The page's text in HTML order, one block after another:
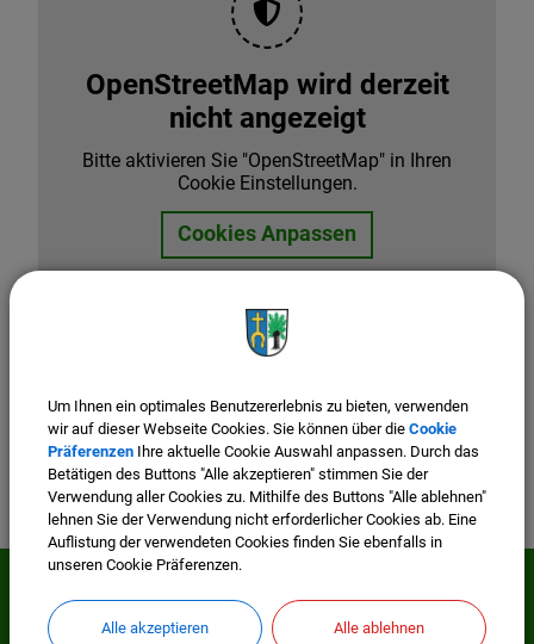
OpenStreetMap wird derzeit
nicht angezeigt
Bitte aktivieren Sie "OpenStreetMap" in Ihren
Cookie Einstellungen.
Cookies Anpassen
Mehr entdecken
Um Ihnen ein optimales Benutzererlebnis zu bieten, verwenden
wir auf dieser Webseite Cookies. Sie können über die Cookie
Präferenzen Ihre aktuelle Cookie Auswahl anpassen. Durch das
Betätigen des Buttons "Alle akzeptieren" stimmen Sie der
Verwendung aller Cookies zu. Mithilfe des Buttons "Alle ablehnen"
lehnen Sie der Verwendung nicht erforderlicher Cookies ab. Eine
Auflistung der verwendeten Cookies finden Sie ebenfalls in
unseren Cookie Präferenzen.
Alle akzeptieren Alle ablehnen